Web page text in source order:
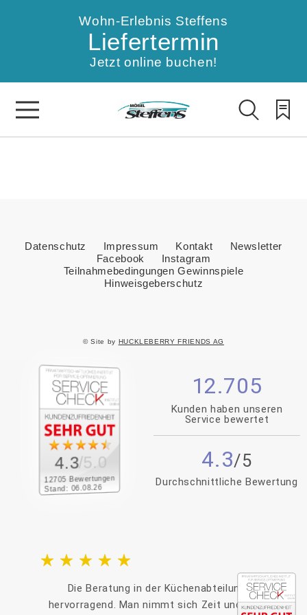
Wohn-Erlebnis Steffens
Liefertermin
Jetzt online buchen!
Datenschutz Impressum Kontakt
Newsletter
Facebook
Instagram
Teilnahmebedingungen Gewinnspiele
Hinweisgeberschutz
© Site by HUCKLEBERRY FRIENDS AG
12705 Bewertungen
Stand: 06.08.26
4.3/5.0
12.705
Kunden haben unseren
Service bewertet
4.3
Durchschnittliche Bewertung
Die Beratung in der Küchenabteilung war
hervorragend. Man nimmt sich Zeit und ist nicht